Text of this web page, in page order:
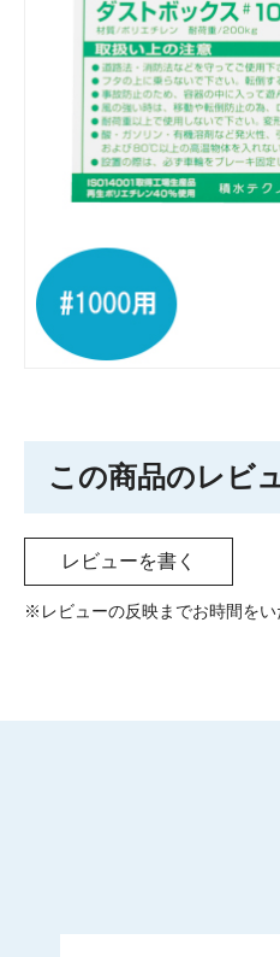
この商品のレビ
レビューを書く
※レビューの反映までお時間をい